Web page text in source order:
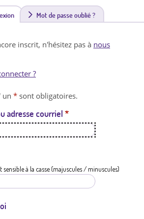
(
n
t
a
t
i
Mot de passe oublié ?
inscrit, n'hésitez pas à nous
?
un * sont obligatoires.
adresse courriel *
sensible à la casse (majuscules / minuscules)